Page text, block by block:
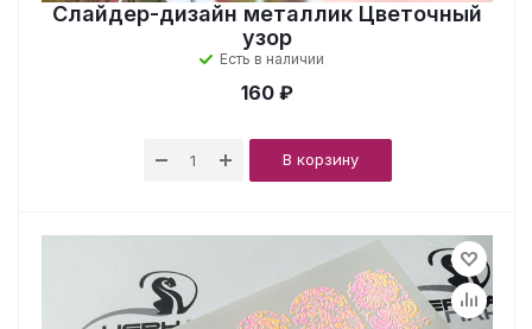
Слайдер-дизайн металлик Цветочный
узор
Есть в наличии
160 ₽
В корзину